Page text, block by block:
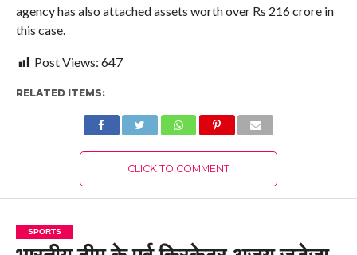
agency has also attached assets worth over Rs 216 crore in
this case.
Post Views: 647
RELATED ITEMS:
CLICK TO COMMENT
SPORTS